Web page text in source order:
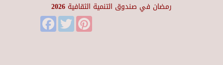
رمضان في صندوق التنمية الثقافية 2026
FacebookTwitter